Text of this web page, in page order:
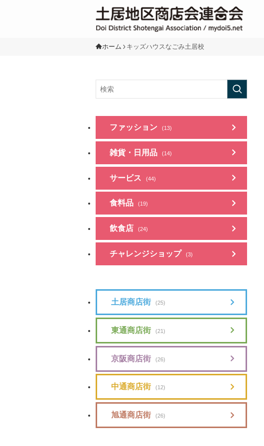
ホーム キッズハウスなごみ土居校
ファッション (13)
雑貨・日用品 (14)
サービス (44)
食料品 (19)
飲食店 (24)
チャレンジショップ (3)
土居商店街 (25)
東通商店街 (21)
京阪商店街 (26)
中通商店街 (12)
旭通商店街 (26)